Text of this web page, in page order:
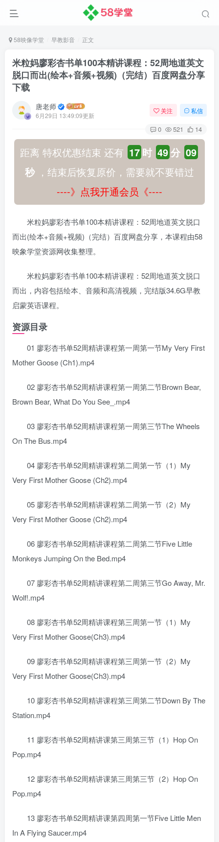
58映像学堂 早教影音 正文
米粒妈廖彩杏书单100本精讲课程：52周地道英文
脱口而出(绘本+音频+视频)（完结）百度网盘分享
下载
唐老师
6月29日 13:49:09更新
关注 私信
0 521 14
距离 特权优惠结束 还有 17 时 49分 08
秒，结束后恢复原价，需要就不要错过
----》点我开通会员《----
米粒妈廖彩杏书单100本精讲课程：52周地道英文脱口
而出(绘本+音频+视频)（完结）百度网盘分享，本课程由58
映象学堂资源网收集整理。
米粒妈廖彩杏书单100本精讲课程：52周地道英文脱口
而出，内容包括绘本、音频和高清视频，完结版34.6G早教
启蒙英语课程。
资源目录
01 廖彩杏书单52周精讲课程第一周第一节My Very First
Mother Goose (Ch1).mp4
02 廖彩杏书单52周精讲课程第一周第二节Brown Bear,
Brown Bear, What Do You See_.mp4
03 廖彩杏书单52周精讲课程第一周第三节The Wheels
On The Bus.mp4
04 廖彩杏书单52周精讲课程第二周第一节（1）My
Very First Mother Goose (Ch2).mp4
05 廖彩杏书单52周精讲课程第二周第一节（2）My
Very First Mother Goose (Ch2).mp4
06 廖彩杏书单52周精讲课程第二周第二节Five Little
Monkeys Jumping On the Bed.mp4
07 廖彩杏书单52周精讲课程第二周第三节Go Away, Mr.
Wolf!.mp4
08 廖彩杏书单52周精讲课程第三周第一节（1）My
Very First Mother Goose(Ch3).mp4
09 廖彩杏书单52周精讲课程第三周第一节（2）My
Very First Mother Goose(Ch3).mp4
10 廖彩杏书单52周精讲课程第三周第二节Down By The
Station.mp4
11 廖彩杏书单52周精讲课第三周第三节（1）Hop On
Pop.mp4
12 廖彩杏书单52周精讲课第三周第三节（2）Hop On
Pop.mp4
13 廖彩杏书单52周精讲课第四周第一节Five Little Men
In A Flying Saucer.mp4